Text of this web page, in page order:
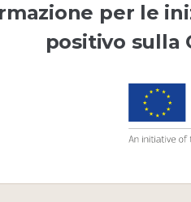
per le
positivo sulla